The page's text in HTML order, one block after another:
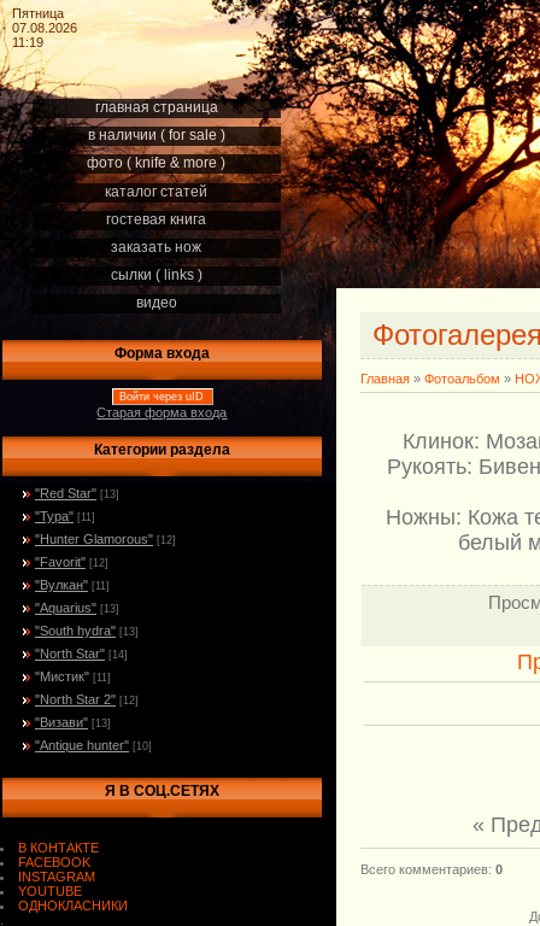
Пятница
07.08.2026
11:19
главная страница
в наличии ( for sale )
фото ( knife & more )
каталог статей
гостевая книга
заказать нож
сылки ( links )
видео
Форма входа
Войти через uID
Старая форма входа
Категории раздела
"Red Star" [13]
"Тура" [11]
"Hunter Glamorous" [12]
"Favorit" [12]
"Вулкан" [11]
"Aquarius" [13]
"South hydra" [13]
"North Star" [14]
"Мистик" [11]
"North Star 2" [12]
"Визави" [13]
"Antique hunter" [10]
Я В СОЦ.СЕТЯХ
В КОНТАКТЕ
FACEBOOK
INSTAGRAM
YOUTUBE
ОДНОКЛАСНИКИ
Главная » Фотоальбом »
Клинок:
Рукоять:
Ножны: Кожа
белый
«
Всего комментариев: 0